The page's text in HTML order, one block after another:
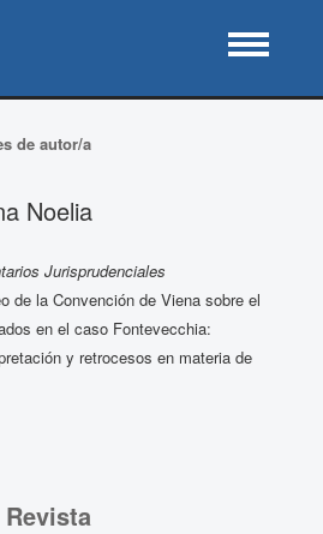
de autor/a
Noelia
Jurisprudenciales
de la Convención de Viena sobre el
en el caso Fontevecchia:
y retrocesos en materia de